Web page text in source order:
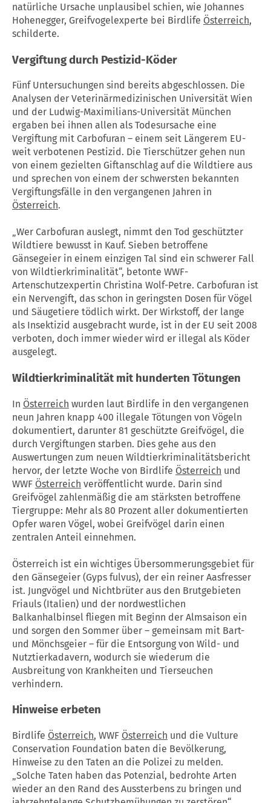
natürliche Ursache unplausibel schien, wie Johannes
Hohenegger, Greifvogelexperte bei Birdlife Österreich,
schilderte.
Vergiftung durch Pestizid-Köder
Fünf Untersuchungen sind bereits abgeschlossen. Die
Analysen der Veterinärmedizinischen Universität Wien
und der Ludwig-Maximilians-Universität München
ergaben bei ihnen allen als Todesursache eine
Vergiftung mit Carbofuran – einem seit Längerem EU-
weit verbotenen Pestizid. Die Tierschützer gehen nun
von einem gezielten Giftanschlag auf die Wildtiere aus
und sprechen von einem der schwersten bekannten
Vergiftungsfälle in den vergangenen Jahren in
Österreich.
„Wer Carbofuran auslegt, nimmt den Tod geschützter
Wildtiere bewusst in Kauf. Sieben betroffene
Gänsegeier in einem einzigen Tal sind ein schwerer Fall
von Wildtierkriminalität“, betonte WWF-
Artenschutzexpertin Christina Wolf-Petre. Carbofuran ist
ein Nervengift, das schon in geringsten Dosen für Vögel
und Säugetiere tödlich wirkt. Der Wirkstoff, der lange
als Insektizid ausgebracht wurde, ist in der EU seit 2008
verboten, doch immer wieder wird er illegal als Köder
ausgelegt.
Wildtierkriminalität mit hunderten Tötungen
In Österreich wurden laut Birdlife in den vergangenen
neun Jahren knapp 400 illegale Tötungen von Vögeln
dokumentiert, darunter 81 geschützte Greifvögel, die
durch Vergiftungen starben. Dies gehe aus den
Auswertungen zum neuen Wildtierkriminalitätsbericht
hervor, der letzte Woche von Birdlife Österreich und
WWF Österreich veröffentlicht wurde. Darin sind
Greifvögel zahlenmäßig die am stärksten betroffene
Tiergruppe: Mehr als 80 Prozent aller dokumentierten
Opfer waren Vögel, wobei Greifvögel darin einen
zentralen Anteil einnehmen.
Österreich ist ein wichtiges Übersommerungsgebiet für
den Gänsegeier (Gyps fulvus), der ein reiner Aasfresser
ist. Jungvögel und Nichtbrüter aus den Brutgebieten
Friauls (Italien) und der nordwestlichen
Balkanhalbinsel fliegen mit Beginn der Almsaison ein
und sorgen den Sommer über – gemeinsam mit Bart-
und Mönchsgeier – für die Entsorgung von Wild- und
Nutztierkadavern, wodurch sie wiederum die
Ausbreitung von Krankheiten und Tierseuchen
verhindern.
Hinweise erbeten
Birdlife Österreich, WWF Österreich und die Vulture
Conservation Foundation baten die Bevölkerung,
Hinweise zu den Taten an die Polizei zu melden.
„Solche Taten haben das Potenzial, bedrohte Arten
wieder an den Rand des Aussterbens zu bringen und